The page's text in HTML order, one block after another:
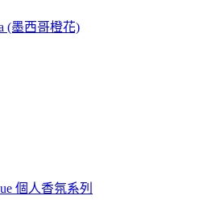
(墨西哥橙花)
個人香氛系列